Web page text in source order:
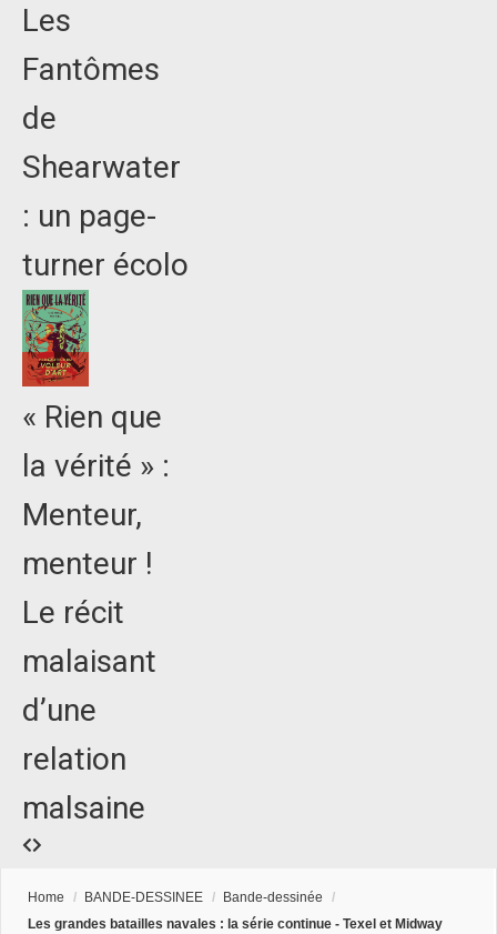
Les
Fantômes
de
Shearwater
: un page-
turner écolo
« Rien que
la vérité » :
Menteur,
menteur !
Le récit
malaisant
d’une
relation
malsaine
Home / BANDE-DESSINEE / Bande-dessinée
/
Les grandes batailles navales : la série continue - Texel et Midway